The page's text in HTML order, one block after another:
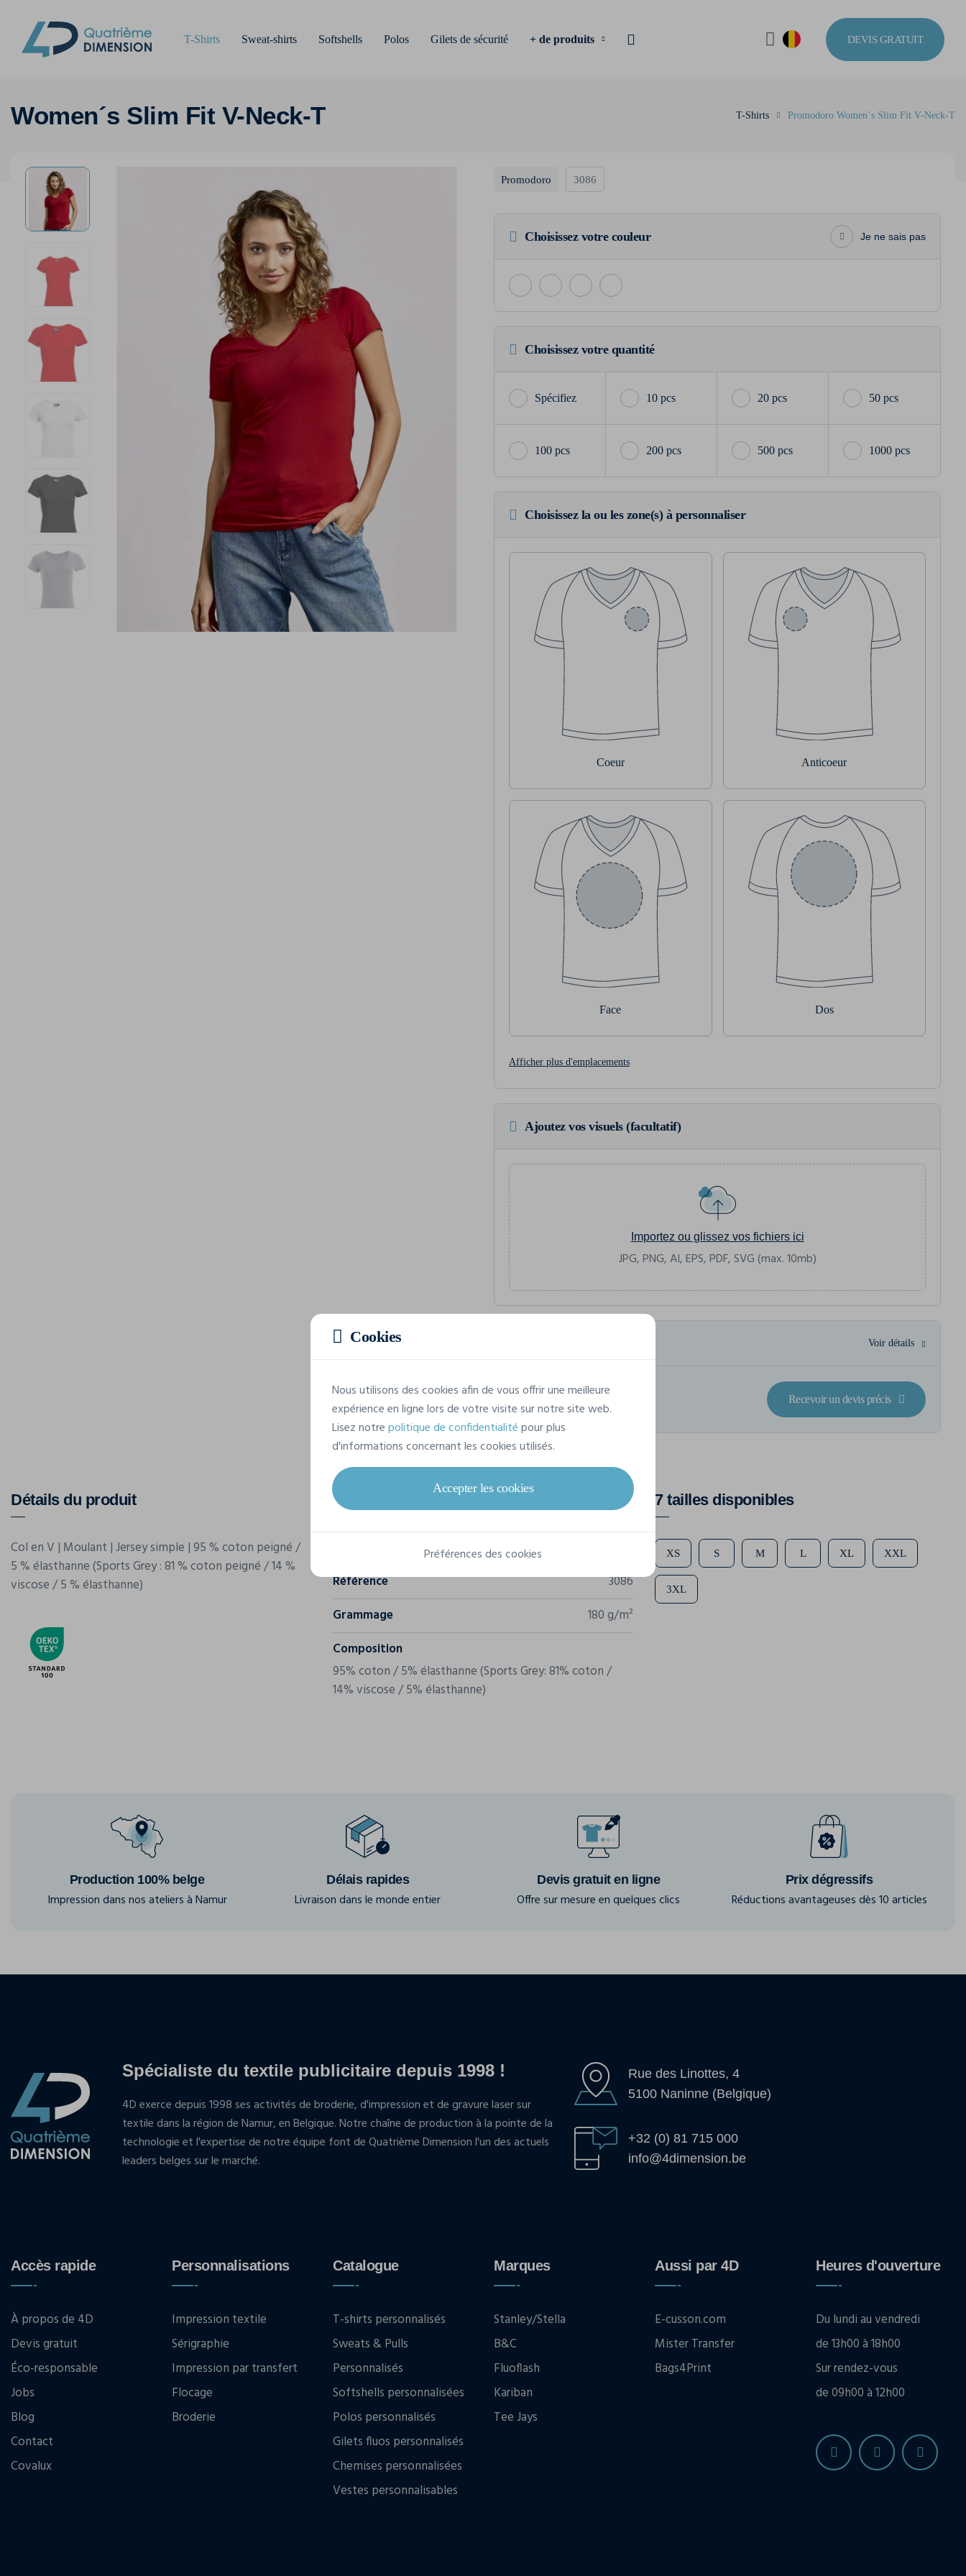
T-Shirts Sweat-shirts Softshells Polos Gilets de sécurité + de produits DEVIS GRATUIT
Women´s Slim Fit V-Neck-T T-Shirts Promodoro Women´s Slim Fit V-Neck-T
Promodoro 3086
Choisissez votre couleur Je ne sais pas
Choisissez votre quantité
10 pcs 20 pcs 50 pcs
100 pcs 200 pcs 500 pcs 1000 pcs
Choisissez la ou les zone(s) à personnaliser
Coeur Anticoeur
Face Dos
Afficher plus d'emplacements
Ajoutez vos visuels (facultatif)
Importez ou glissez vos fichiers ici
JPG, PNG, AI, EPS, PDF, SVG (max. 10mb)
Voir détails
14,16 € TTC /pièce
Soit un total de 141,57 € TTC
Recevoir un devis précis
Détails du produit
Col en V | Moulant | Jersey simple | 95 % coton peigné /
5 % élasthanne (Sports Grey : 81 % coton peigné / 14 %
viscose / 5 % élasthanne)
Caractéristiques
Référence
3086
Grammage
180 g/m²
Composition
95% coton / 5% élasthanne (Sports Grey: 81% coton /
14% viscose / 5% élasthanne)
7 tailles disponibles
XS S M L XL XXL
3XL
Production 100% belge
Impression dans nos ateliers à Namur
Délais rapides
Livraison dans le monde entier
Devis gratuit en ligne
Offre sur mesure en quelques clics
Prix dégressifs
Réductions avantageuses dès 10 articles
Spécialiste du textile publicitaire depuis 1998 !
4D exerce depuis 1998 ses activités de broderie, d'impression et de gravure laser sur
textile dans la région de Namur, en Belgique. Notre chaîne de production à la pointe de la
technologie et l'expertise de notre équipe font de Quatrième Dimension l'un des actuels
leaders belges sur le marché.
Rue des Linottes, 4
5100 Naninne (Belgique)
+32 (0) 81 715 000
info@4dimension.be
Accès rapide
À propos de 4D
Devis gratuit
Éco-responsable
Jobs
Blog
Contact
Covalux
Personnalisations
Impression textile
Sérigraphie
Impression par transfert
Flocage
Broderie
Catalogue
T-shirts personnalisés
Sweats & Pulls
Personnalisés
Softshells personnalisées
Polos personnalisés
Gilets fluos personnalisés
Chemises personnalisées
Vestes personnalisables
Marques
Stanley/Stella
B&C
Fluoflash
Kariban
Tee Jays
Aussi par 4D
E-cusson.com
Mister Transfer
Bags4Print
Heures d'ouverture
Du lundi au vendredi
de 13h00 à 18h00
Sur rendez-vous
de 09h00 à 12h00
Cookies
Nous utilisons des cookies afin de vous offrir une meilleure
expérience en ligne lors de votre visite sur notre site web.
Lisez notrepolitique de confidentialitépour plus
d'informations concernant les cookies utilisés.
Accepter les cookies
Préférences des cookies